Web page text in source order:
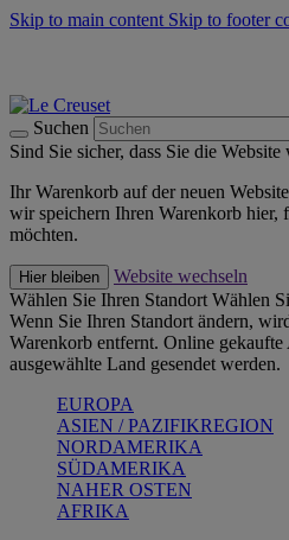
Skip to main content Skip to footer
Suchen
Sind Sie sicher, dass Sie die
Ihr Warenkorb auf der neuen
wir speichern Ihren Warenkorb hier,
möchten.
Hier bleiben
Website wechseln
Wählen Sie Ihren Standort Wählen
Wenn Sie Ihren Standort ändern,
Warenkorb entfernt. Online
ausgewählte Land gesendet werden.
EUROPA
ASIEN / PAZIFIKREGION
NORDAMERIKA
SÜDAMERIKA
NAHER OSTEN
AFRIKA